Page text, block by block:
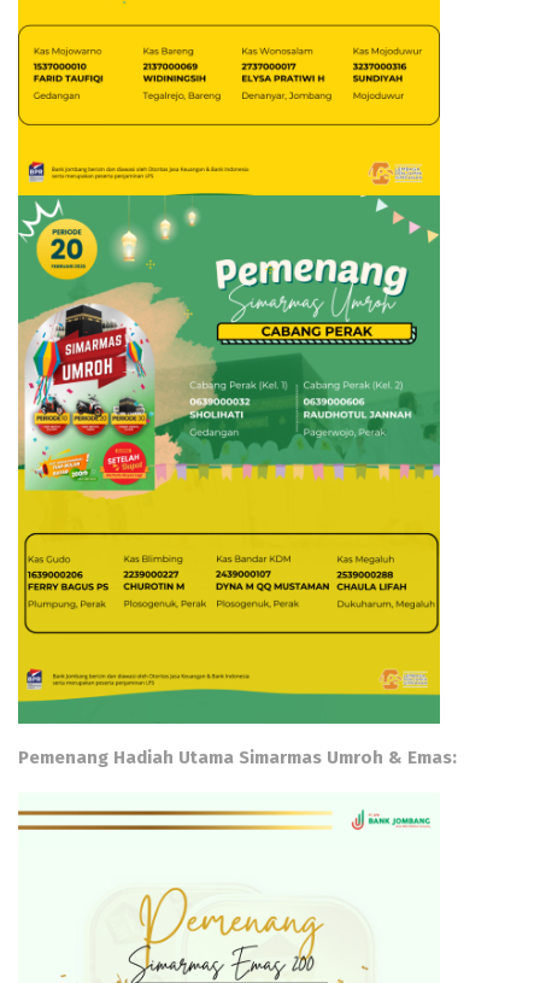
Pemenang Hadiah Utama Simarmas Umroh & Emas: